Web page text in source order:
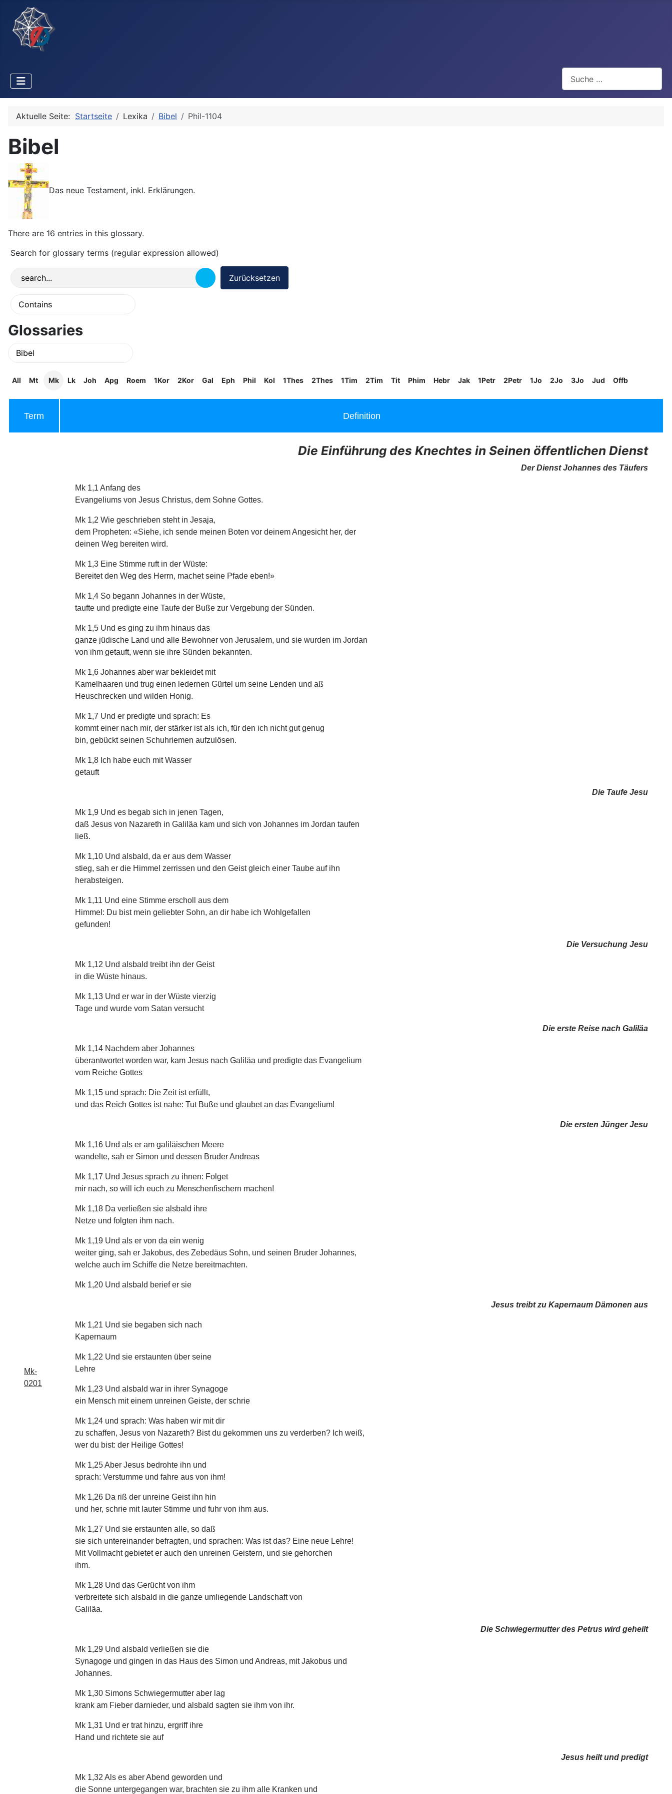
Aktuelle Seite: Startseite Lexika Bibel Phil-1104
Bibel
Das neue Testament, inkl. Erklärungen.
There are 16 entries in this glossary.
Search for glossary terms (regular expression allowed)
Glossaries
All Mt Mk Lk Joh Apg Roem 1Kor 2Kor Gal Eph Phil Kol 1Thes 2Thes 1Tim 2Tim Tit Phim Hebr Jak 1Petr 2Petr 1Jo 2Jo 3Jo Jud Offb
Term Definition
Mk-
0201
Die Einführung des Knechtes in Seinen öffentlichen Dienst
Der Dienst Johannes des Täufers
Mk 1,1 Anfang des
Evangeliums von Jesus Christus, dem Sohne Gottes.
Mk 1,2 Wie geschrieben steht in Jesaja,
dem Propheten: «Siehe, ich sende meinen Boten vor deinem Angesicht her, der
deinen Weg bereiten wird.
Mk 1,3 Eine Stimme ruft in der Wüste:
Bereitet den Weg des Herrn, machet seine Pfade eben!»
Mk 1,4 So begann Johannes in der Wüste,
taufte und predigte eine Taufe der Buße zur Vergebung der Sünden.
Mk 1,5 Und es ging zu ihm hinaus das
ganze jüdische Land und alle Bewohner von Jerusalem, und sie wurden im Jordan
von ihm getauft, wenn sie ihre Sünden bekannten.
Mk 1,6 Johannes aber war bekleidet mit
Kamelhaaren und trug einen ledernen Gürtel um seine Lenden und aß
Heuschrecken und wilden Honig.
Mk 1,7 Und er predigte und sprach: Es
kommt einer nach mir, der stärker ist als ich, für den ich nicht gut genug
bin, gebückt seinen Schuhriemen aufzulösen.
Mk 1,8 Ich habe euch mit Wasser
getauft
Die Taufe Jesu
Mk 1,9 Und es begab sich in jenen Tagen,
daß Jesus von Nazareth in Galiläa kam und sich von Johannes im Jordan taufen
ließ.
Mk 1,10 Und alsbald, da er aus dem Wasser
stieg, sah er die Himmel zerrissen und den Geist gleich einer Taube auf ihn
herabsteigen.
Mk 1,11 Und eine Stimme erscholl aus dem
Himmel: Du bist mein geliebter Sohn, an dir habe ich Wohlgefallen
gefunden!
Die Versuchung Jesu
Mk 1,12 Und alsbald treibt ihn der Geist
in die Wüste hinaus.
Mk 1,13 Und er war in der Wüste vierzig
Tage und wurde vom Satan versucht
Die erste Reise nach Galiläa
Mk 1,14 Nachdem aber Johannes
überantwortet worden war, kam Jesus nach Galiläa und predigte das Evangelium
vom Reiche Gottes
Mk 1,15 und sprach: Die Zeit ist erfüllt,
und das Reich Gottes ist nahe: Tut Buße und glaubet an das Evangelium!
Die ersten Jünger Jesu
Mk 1,16 Und als er am galiläischen Meere
wandelte, sah er Simon und dessen Bruder Andreas
Mk 1,17 Und Jesus sprach zu ihnen: Folget
mir nach, so will ich euch zu Menschenfischern machen!
Mk 1,18 Da verließen sie alsbald ihre
Netze und folgten ihm nach.
Mk 1,19 Und als er von da ein wenig
weiter ging, sah er Jakobus, des Zebedäus Sohn, und seinen Bruder Johannes,
welche auch im Schiffe die Netze bereitmachten.
Mk 1,20 Und alsbald berief er sie
Jesus treibt zu Kapernaum Dämonen aus
Mk 1,21 Und sie begaben sich nach
Kapernaum
Mk 1,22 Und sie erstaunten über seine
Lehre
Mk 1,23 Und alsbald war in ihrer Synagoge
ein Mensch mit einem unreinen Geiste, der schrie
Mk 1,24 und sprach: Was haben wir mit dir
zu schaffen, Jesus von Nazareth? Bist du gekommen uns zu verderben? Ich weiß,
wer du bist: der Heilige Gottes!
Mk 1,25 Aber Jesus bedrohte ihn und
sprach: Verstumme und fahre aus von ihm!
Mk 1,26 Da riß der unreine Geist ihn hin
und her, schrie mit lauter Stimme und fuhr von ihm aus.
Mk 1,27 Und sie erstaunten alle, so daß
sie sich untereinander befragten, und sprachen: Was ist das? Eine neue Lehre!
Mit Vollmacht gebietet er auch den unreinen Geistern, und sie gehorchen
ihm.
Mk 1,28 Und das Gerücht von ihm
verbreitete sich alsbald in die ganze umliegende Landschaft von
Galiläa.
Die Schwiegermutter des Petrus wird geheilt
Mk 1,29 Und alsbald verließen sie die
Synagoge und gingen in das Haus des Simon und Andreas, mit Jakobus und
Johannes.
Mk 1,30 Simons Schwiegermutter aber lag
krank am Fieber darnieder, und alsbald sagten sie ihm von ihr.
Mk 1,31 Und er trat hinzu, ergriff ihre
Hand und richtete sie auf
Jesus heilt und predigt
Mk 1,32 Als es aber Abend geworden und
die Sonne untergegangen war, brachten sie zu ihm alle Kranken und